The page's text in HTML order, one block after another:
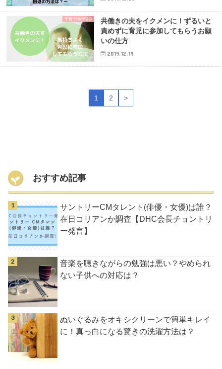
子育て中の悩み
共働きの夫をイクメンに！ずるいと
責めずに育児に参加してもらうお願
いの仕方
2019.12.19
1 2 >
おすすめ記事
サントリーCMタレント(俳優・女優)は誰？
在日コリアンか調査【DHC会長チョントリ
ー発言】
音楽を聴きながらの勉強は悪い？やめられ
ない子供への対応は？
ぬいぐるみをオキシクリーンで簡単キレイ
に！真っ白になる驚きの洗濯方法は？